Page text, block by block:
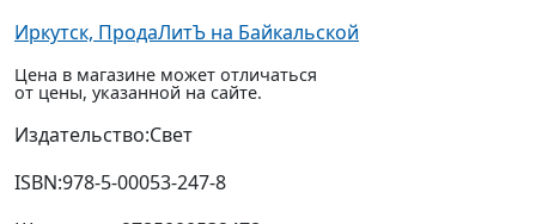
Иркутск, ПродаЛитЪ на Байкальской
Цена в магазине может отличаться
от цены, указанной на сайте.
Издательство:Свет
ISBN:978-5-00053-247-8